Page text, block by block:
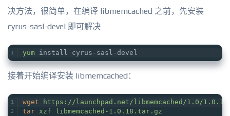
决方法，很简单，在编译 libmemcached 之前，先安装
cyrus-sasl-devel 即可解决
yum install cyrus-sasl-devel
接着开始编译安装 libmemcached：
wget
https://launchpad.net/libmemcached/1.0/
tar xzf libmemcached-1.0.18.tar.gz